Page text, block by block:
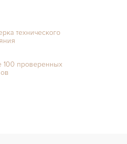
технического
100 проверенных